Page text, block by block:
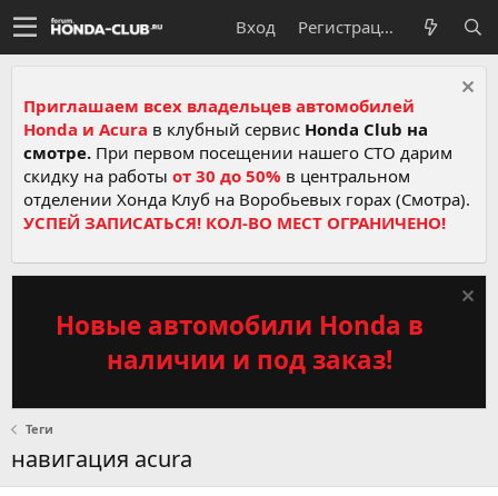
Вход Регистрация
Приглашаем всех владельцев автомобилей
Honda и Acura в клубный сервис Honda Club на
смотре. При первом посещении нашего СТО дарим
скидку на работы от 30 до 50% в центральном
отделении Хонда Клуб на Воробьевых горах (Смотра).
УСПЕЙ ЗАПИСАТЬСЯ! КОЛ-ВО МЕСТ ОГРАНИЧЕНО!
Новые автомобили Honda в
наличии и под заказ!
Теги
навигация acura